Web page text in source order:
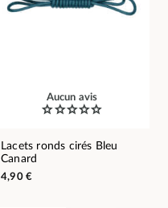
Aucun avis
Lacets ronds cirés Bleu
Canard
4,90 €